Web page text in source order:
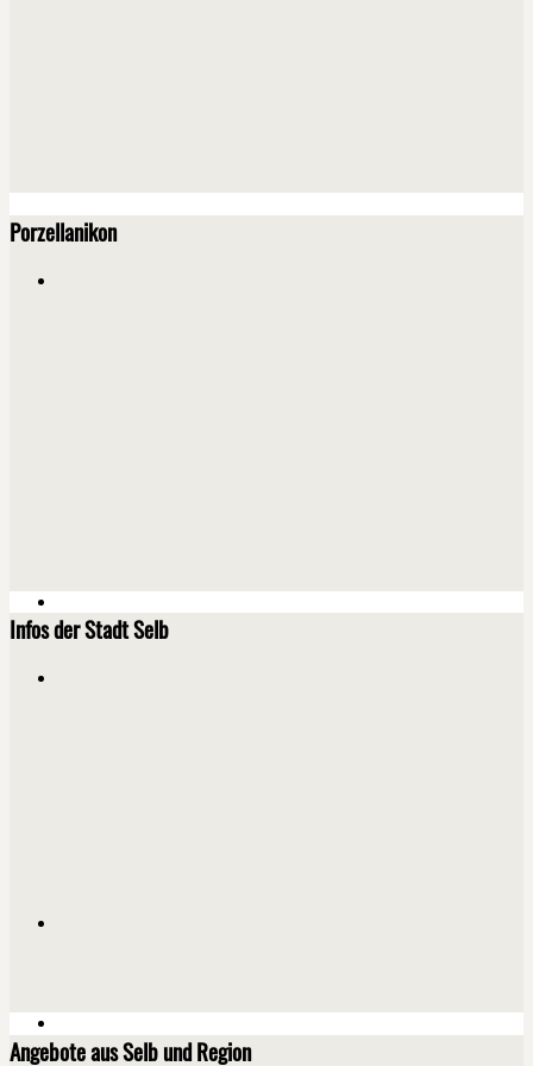
Porzellanikon
Infos der Stadt Selb
Angebote aus Selb und Region